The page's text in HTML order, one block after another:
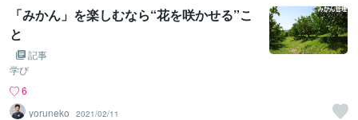
「みかん」を楽しむなら“花を咲かせる”こ
と
記事
学び
6
yoruneko
2021/02/11